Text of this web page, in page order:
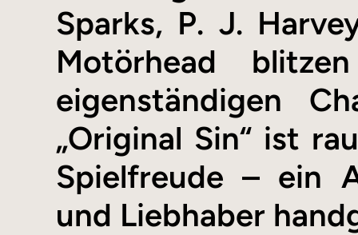
Sparks, P. J.
Motörhead
eigenständigen
„Original Sin“ ist
Spielfreude – ein
und Liebhaber